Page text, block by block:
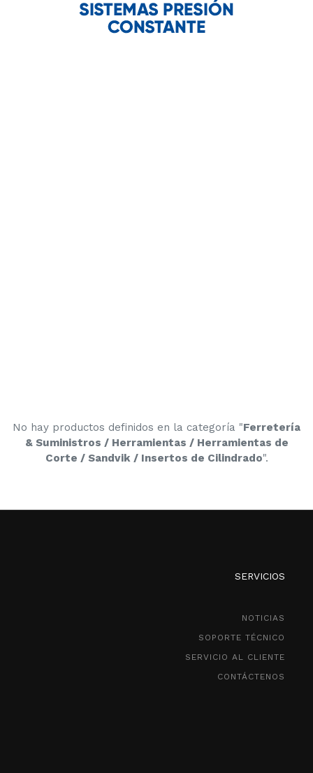
No hay productos definidos en la categoría "Ferretería
& Suministros / Herramientas / Herramientas de
Corte / Sandvik / Insertos de Cilindrado".
SERVICIOS
NOTICIAS
SOPORTE TÉCNICO
SERVICIO AL CLIENTE
CONTÁCTENOS